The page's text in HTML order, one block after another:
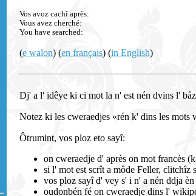
Vos avoz cachî après:
Vous avez cherché:
You have searched:
(e walon) (en français) (in English)
Dj' a l' idêye ki ci mot la n' est nén dvins l'
Notez ki les cweraedjes «rén k' dins les mots
Ôtrumint, vos ploz eto sayî:
on cweraedje d' après on mot francès
si l' mot est scrît a môde Feller, clitchîz
vos ploz sayî d' vey s' i n' a nén ddja
oudonbén fé on cweraedje dins l'